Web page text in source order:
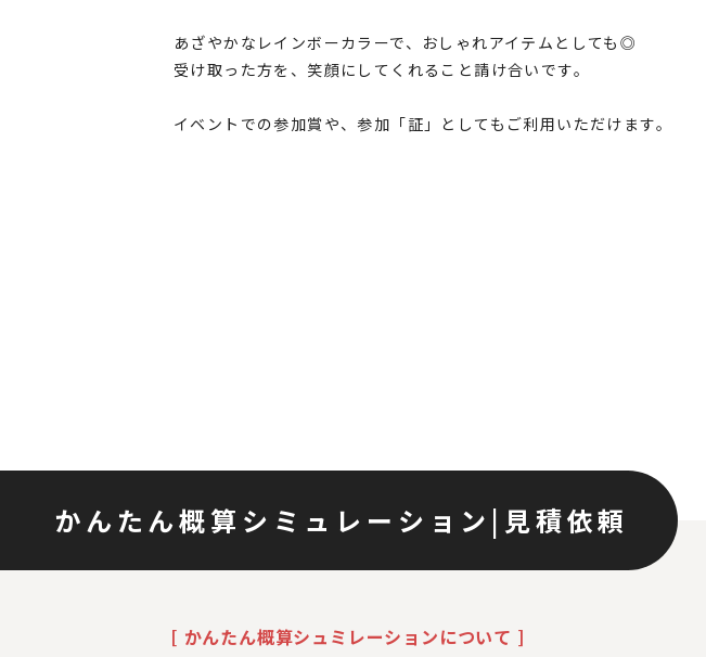
あざやかなレインボーカラーで、おしゃれアイテムとしても◎
受け取った方を、笑顔にしてくれること請け合いです。
イベントでの参加賞や、参加「証」としてもご利用いただけます。
かんたん概算シミュレーション | 見積依頼
[ かんたん概算シュミレーションについて ]